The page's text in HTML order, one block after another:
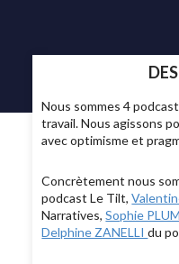
Nous sommes 4
travail. Nous agissons
avec optimisme et
Concrètement nous
podcast Le Tilt,
Narratives,Sophie
Delphine ZANELLIdu